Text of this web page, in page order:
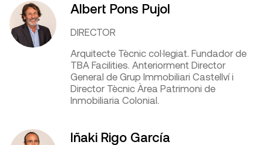
Albert Pons Pujol
DIRECTOR
Arquitecte Tècnic col·legiat. Fundador de
TBA Facilities. Anteriorment Director
General de Grup Immobiliari Castellví i
Director Tècnic Àrea Patrimoni de
Inmobiliaria Colonial.
Iñaki Rigo García